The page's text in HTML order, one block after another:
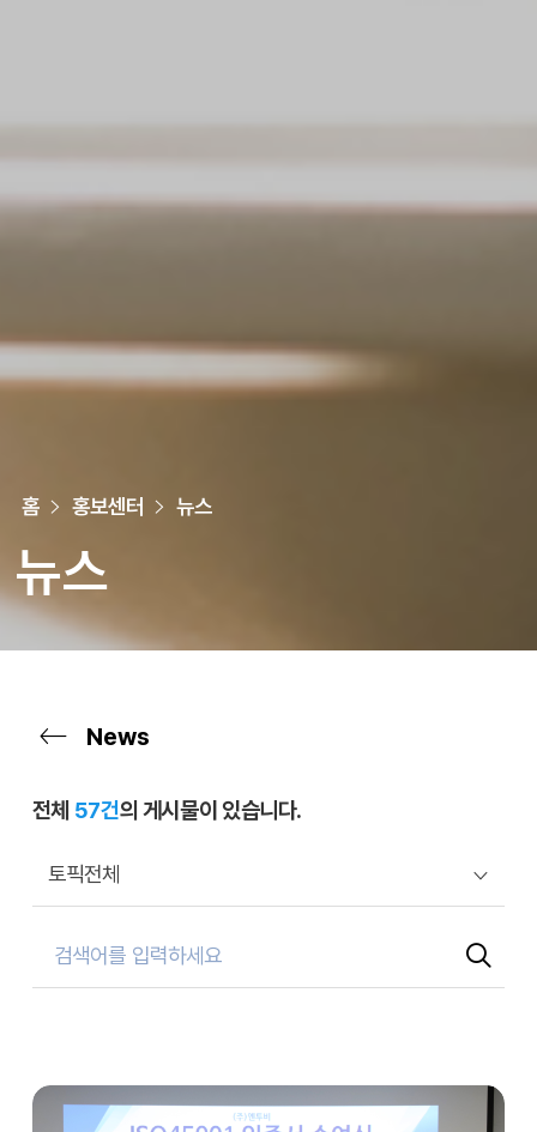
홈 홍보센터 뉴스
뉴스
News
전체 57건의 게시물이 있습니다.